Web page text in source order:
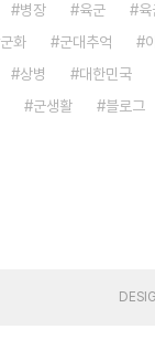
병장 육군
군화 군대추억
상병 대한민국
군생활 블로그